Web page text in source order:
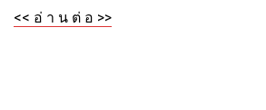
<< อ่ า น ต่ อ >>